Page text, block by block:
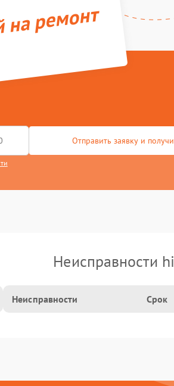
ремонт
Отправить заявку и
Неисправности
Неисправности Срок